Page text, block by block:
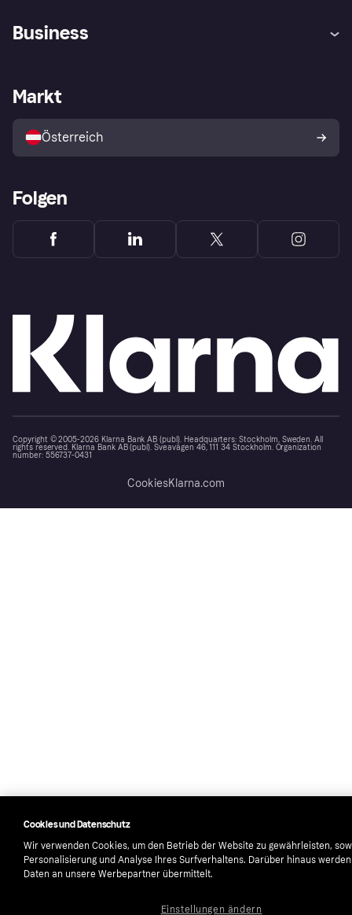
Shops entdecken
Business
Händlerportal
Markt
Österreich
Folgen
Copyright © 2005-2026 Klarna Bank AB (publ). Headquarters: Stockholm, Sweden. All
rights reserved. Klarna Bank AB (publ). Sveavägen 46, 111 34 Stockholm. Organization
number: 556737-0431
CookiesKlarna.com
Cookies und Datenschutz
Wir verwenden Cookies, um den Betrieb der Website zu gewährleisten,
Personalisierung und Analyse Ihres Surfverhaltens. Darüber hinaus
Daten an unsere Werbepartner übermittelt.
Einstellungen ändern